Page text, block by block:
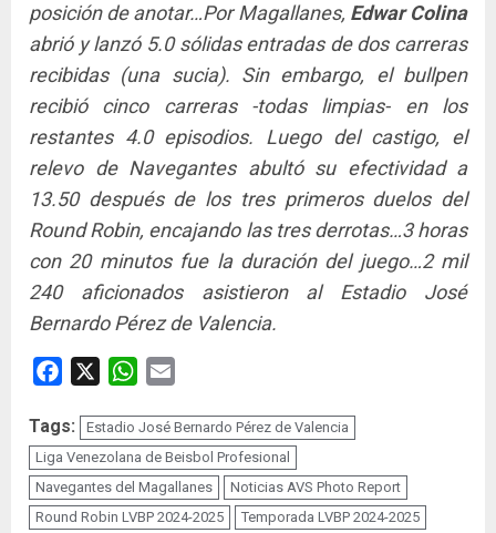
posición de anotar…Por Magallanes, Edwar Colina
abrió y lanzó 5.0 sólidas entradas de dos carreras
recibidas (una sucia). Sin embargo, el bullpen
recibió cinco carreras -todas limpias- en los
restantes 4.0 episodios. Luego del castigo, el
relevo de Navegantes abultó su efectividad a
13.50 después de los tres primeros duelos del
Round Robin, encajando las tres derrotas…3 horas
con 20 minutos fue la duración del juego…2 mil
240 aficionados asistieron al Estadio José
Bernardo Pérez de Valencia.
Facebook WhatsApp
Tags:
Estadio José Bernardo Pérez de Valencia
Liga Venezolana de Beisbol Profesional
Navegantes del Magallanes
Noticias AVS Photo Report
Round Robin LVBP 2024-2025
Temporada LVBP 2024-2025